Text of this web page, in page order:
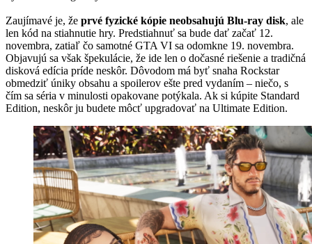
Zaujímavé je, že prvé fyzické kópie neobsahujú Blu-ray disk, ale
len kód na stiahnutie hry. Predstiahnuť sa bude dať začať 12.
novembra, zatiaľ čo samotné GTA VI sa odomkne 19. novembra.
Objavujú sa však špekulácie, že ide len o dočasné riešenie a tradičná
disková edícia príde neskôr. Dôvodom má byť snaha Rockstar
obmedziť úniky obsahu a spoilerov ešte pred vydaním – niečo, s
čím sa séria v minulosti opakovane potýkala. Ak si kúpite Standard
Edition, neskôr ju budete môcť upgradovať na Ultimate Edition.